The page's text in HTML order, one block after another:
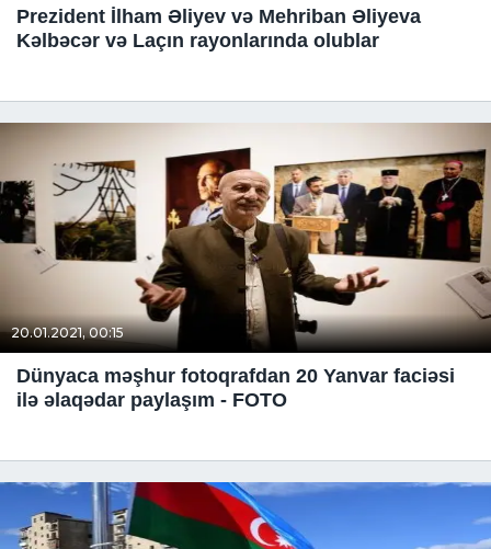
Prezident İlham Əliyev və Mehriban Əliyeva
Kəlbəcər və Laçın rayonlarında olublar
20.01.2021, 00:15
Dünyaca məşhur fotoqrafdan 20 Yanvar faciəsi
ilə əlaqədar paylaşım - FOTO